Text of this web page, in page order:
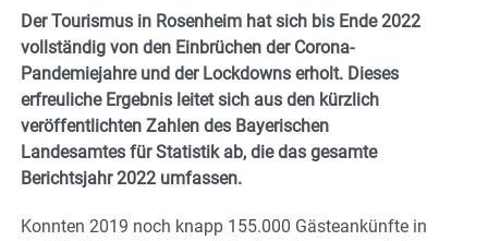
Der Tourismus in Rosenheim hat sich bis Ende 2022
vollständig von den Einbrüchen der Corona-
Pandemiejahre und der Lockdowns erholt. Dieses
erfreuliche Ergebnis leitet sich aus den kürzlich
veröffentlichten Zahlen des Bayerischen
Landesamtes für Statistik ab, die das gesamte
Berichtsjahr 2022 umfassen.
Konnten 2019 noch knapp 155.000 Gästeankünfte in